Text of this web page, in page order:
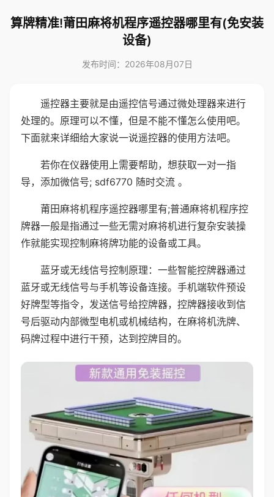
算牌精准!莆田麻将机程序遥控器哪里有(免安装
设备)
发布时间：2026年08月07日
遥控器主要就是由遥控信号通过微处理器来进行
处理的。原理可以不懂，但是不能不懂怎么使用吧。
下面就来详细给大家说一说遥控器的使用方法吧。
若你在仪器使用上需要帮助，想获取一对一指
导，添加微信号; sdf6770 随时交流 。
莆田麻将机程序遥控器哪里有;普通麻将机程序控
牌器一般是指通过一些无需对麻将机进行复杂安装操
作就能实现控制麻将牌功能的设备或工具。
蓝牙或无线信号控制原理：一些智能控牌器通过
蓝牙或无线信号与手机等设备连接。手机端软件预设
好牌型等指令，发送信号给控牌器，控牌器接收到信
号后驱动内部微型电机或机械结构，在麻将机洗牌、
码牌过程中进行干预，达到控牌目的。